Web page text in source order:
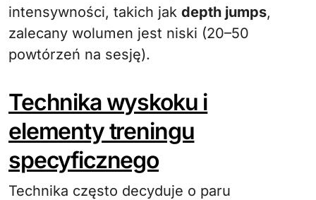
intensywności, takich jak depth jumps,
zalecany wolumen jest niski (20–50
powtórzeń na sesję).
Technika wyskoku i
elementy treningu
specyficznego
Technika często decyduje o paru